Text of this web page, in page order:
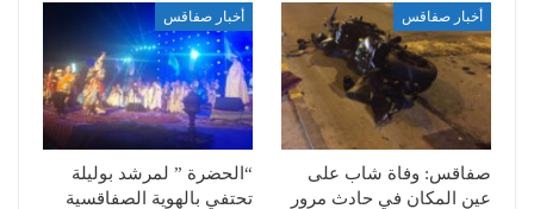
أخبار صفاقس
صفاقس: وفاة شاب على
عين المكان في حادث مرور
أخبار صفاقس
“الحضرة ” لمرشد بوليلة
تحتفي بالهوية الصفاقسية